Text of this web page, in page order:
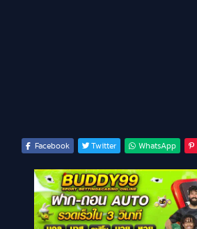
Facebook Twitter WhatsApp